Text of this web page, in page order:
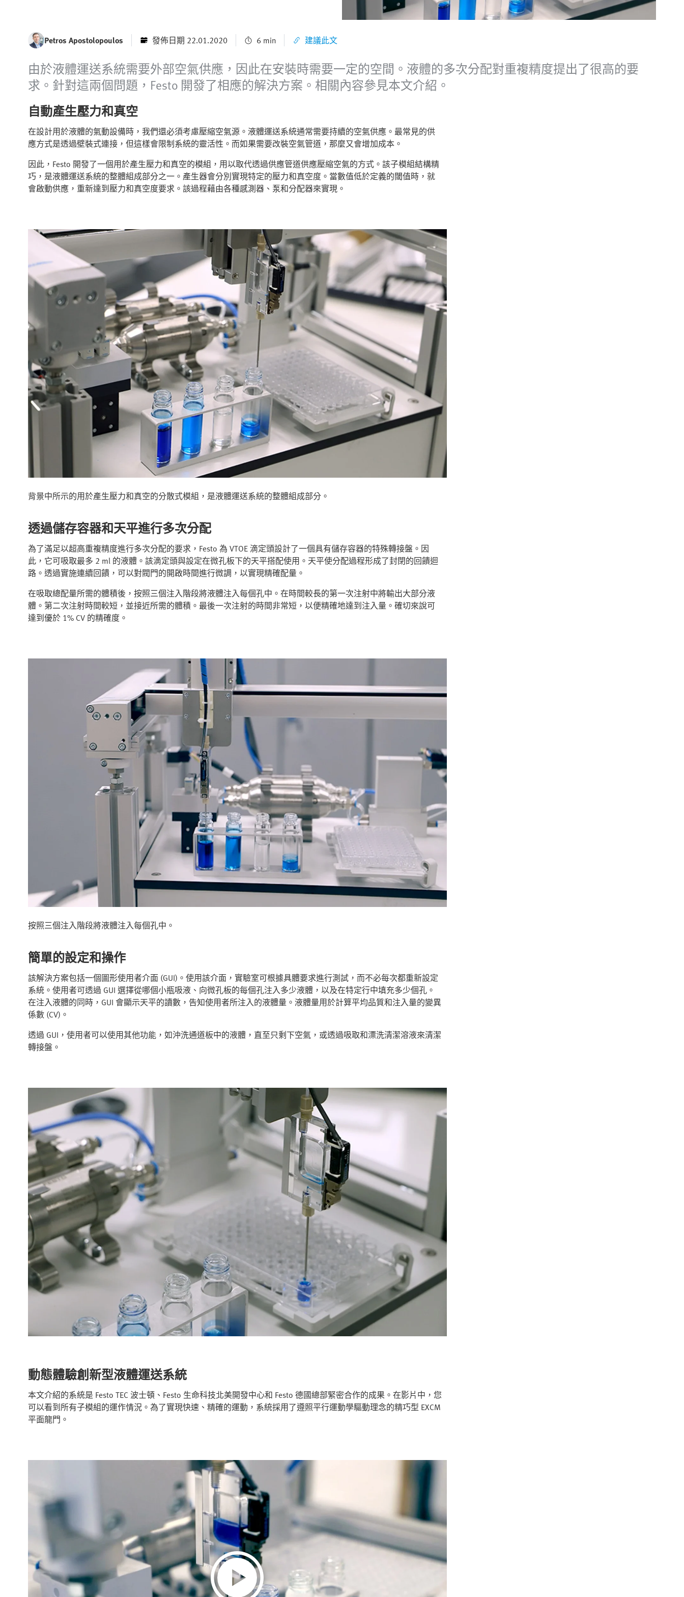
Petros Apostolopoulos 發佈日期 22.01.2020 6 min 建議此文
由於液體運送系統需要外部空氣供應，因此在安裝時需要一定的空間。液體的多次分配對重複精度提出了很高的要
求。針對這兩個問題，Festo 開發了相應的解決方案。相關內容參見本文介紹。
自動產生壓力和真空
在設計用於液體的氣動設備時，我們還必須考慮壓縮空氣源。液體運送系統通常需要持續的空氣供應。最常見的供
應方式是透過壁裝式連接，但這樣會限制系統的靈活性。而如果需要改裝空氣管道，那麼又會增加成本。
因此，Festo 開發了一個用於產生壓力和真空的模組，用以取代透過供應管道供應壓縮空氣的方式。該子模組結構精
巧，是液體運送系統的整體組成部分之一。產生器會分別實現特定的壓力和真空度。當數值低於定義的閾值時，就
會啟動供應，重新達到壓力和真空度要求。該過程藉由各種感測器、泵和分配器來實現。
背景中所示的用於產生壓力和真空的分散式模組，是液體運送系統的整體組成部分。
透過儲存容器和天平進行多次分配
為了滿足以超高重複精度進行多次分配的要求，Festo 為 VTOE 滴定頭設計了一個具有儲存容器的特殊轉接盤。因
此，它可吸取最多 2 ml 的液體。該滴定頭與設定在微孔板下的天平搭配使用。天平使分配過程形成了封閉的回饋迴
路。透過實施連續回饋，可以對閥門的開啟時間進行微調，以實現精確配量。
在吸取總配量所需的體積後，按照三個注入階段將液體注入每個孔中。在時間較長的第一次注射中將輸出大部分液
體。第二次注射時間較短，並接近所需的體積。最後一次注射的時間非常短，以便精確地達到注入量。確切來說可
達到優於 1% CV 的精確度。
按照三個注入階段將液體注入每個孔中。
簡單的設定和操作
該解決方案包括一個圖形使用者介面 (GUI)。使用該介面，實驗室可根據具體要求進行測試，而不必每次都重新設定
系統。使用者可透過 GUI 選擇從哪個小瓶吸液、向微孔板的每個孔注入多少液體，以及在特定行中填充多少個孔。
在注入液體的同時，GUI 會顯示天平的讀數，告知使用者所注入的液體量。液體量用於計算平均品質和注入量的變異
係數 (CV)。
透過 GUI，使用者可以使用其他功能，如沖洗通道板中的液體，直至只剩下空氣，或透過吸取和漂洗清潔溶液來清潔
轉接盤。
動態體驗創新型液體運送系統
本文介紹的系統是 Festo TEC 波士頓、Festo 生命科技北美開發中心和 Festo 德國總部緊密合作的成果。在影片中，您
可以看到所有子模組的運作情況。為了實現快速、精確的運動，系統採用了遵照平行運動學驅動理念的精巧型 EXCM
平面龍門。